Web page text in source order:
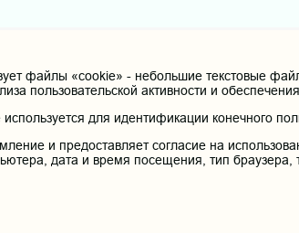
файлы «cookie» - небольшие текстовые
пользовательской активности и
для идентификации конечного
и предоставляет согласие на
дата и время посещения, тип браузера,